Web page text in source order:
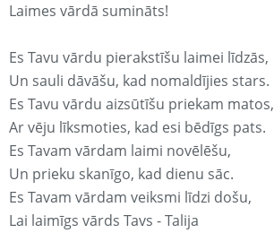
Laimes vārdā sumināts!
Es Tavu vārdu pierakstīšu laimei līdzās,
Un sauli dāvāšu, kad nomaldījies stars.
Es Tavu vārdu aizsūtīšu priekam matos,
Ar vēju līksmoties, kad esi bēdīgs pats.
Es Tavam vārdam laimi novēlēšu,
Un prieku skanīgo, kad dienu sāc.
Es Tavam vārdam veiksmi līdzi došu,
Lai laimīgs vārds Tavs - Talija